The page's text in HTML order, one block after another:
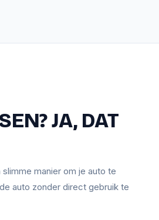
JA, DAT
manier om je auto te
auto zonder direct gebruik te